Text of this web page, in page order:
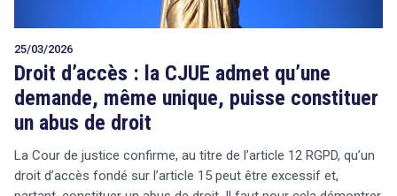
25/03/2026
Droit d’accès : la CJUE admet qu’une
demande, même unique, puisse constituer
un abus de droit
La Cour de justice confirme, au titre de l’article 12 RGPD, qu’un
droit d’accès fondé sur l’article 15 peut être excessif et,
search